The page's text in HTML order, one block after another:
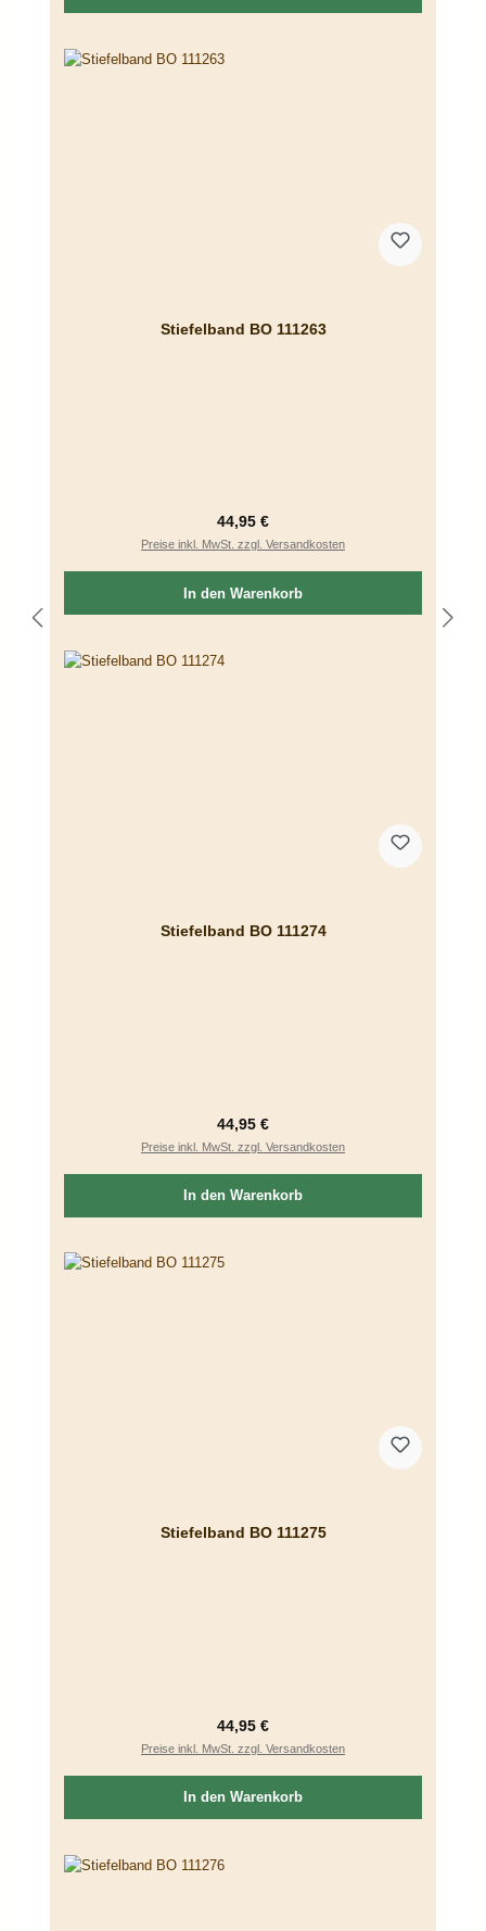
Stiefelband BO 111263
Regulärer Preis:
44,95 €
Preise inkl. MwSt. zzgl. Versandkosten
In den Warenkorb
Stiefelband BO 111274
Regulärer Preis:
44,95 €
Preise inkl. MwSt. zzgl. Versandkosten
In den Warenkorb
Stiefelband BO 111275
Regulärer Preis:
44,95 €
Preise inkl. MwSt. zzgl. Versandkosten
In den Warenkorb